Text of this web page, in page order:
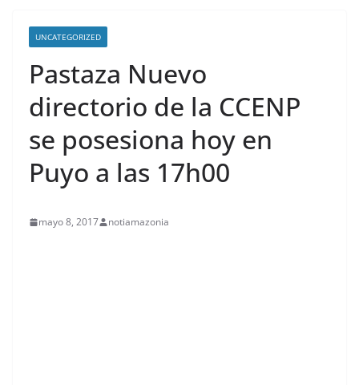
UNCATEGORIZED
Pastaza Nuevo
directorio de la CCENP
se posesiona hoy en
Puyo a las 17h00
mayo 8, 2017 notiamazonia